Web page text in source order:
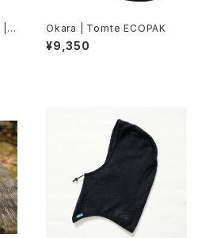
Okara | Tomte ECOPAK
¥9,350